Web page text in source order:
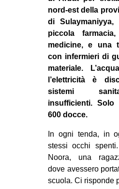
nord-est della
di
piccola
medicine, e una
con infermieri di
materiale.
l’elettricità è
sistemi
insufficienti. Solo
600 docce.
In ogni tenda, in
stessi occhi
Noora, una
dove avessero
scuola. Ci risponde